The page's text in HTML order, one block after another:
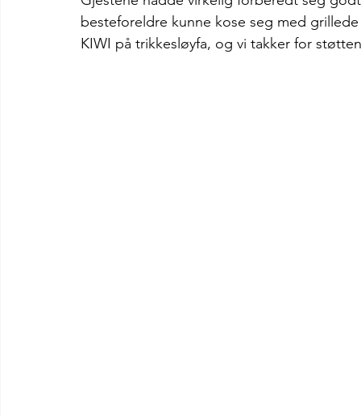
besteforeldre kunne kose seg med
KIWI på trikkesløyfa, og vi takker for